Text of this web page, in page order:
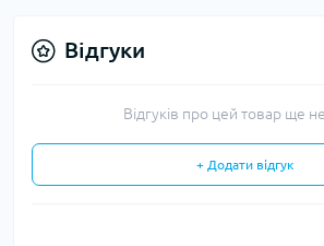
Відгуки
Відгуків про цей товар ще
+ Додати відгук